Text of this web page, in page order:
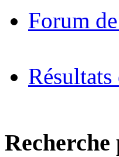
Forum
Résultats